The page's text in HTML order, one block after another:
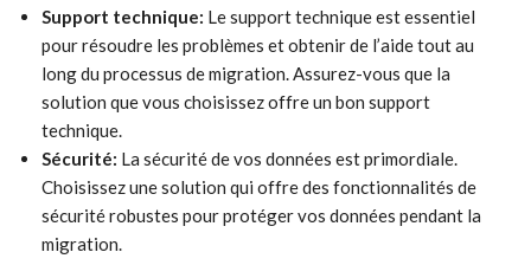
Support technique: Le support technique est essentiel
pour résoudre les problèmes et obtenir de l’aide tout au
long du processus de migration. Assurez-vous que la
solution que vous choisissez offre un bon support
technique.
Sécurité: La sécurité de vos données est primordiale.
Choisissez une solution qui offre des fonctionnalités de
sécurité robustes pour protéger vos données pendant la
migration.